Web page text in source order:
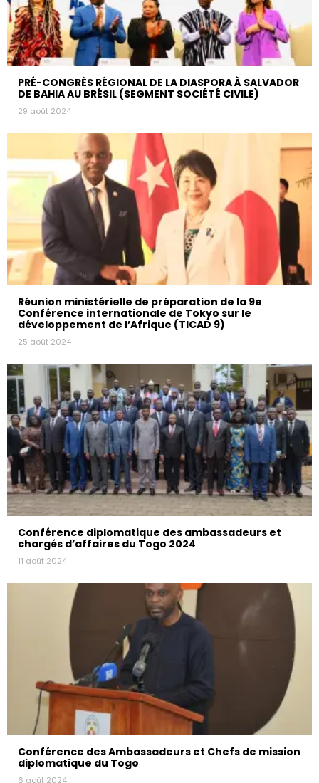
PRÉ-CONGRÈS RÉGIONAL DE LA DIASPORA À SALVADOR
DE BAHIA AU BRÉSIL (SEGMENT SOCIÉTÉ CIVILE)
29 août 2024
Réunion ministérielle de préparation de la 9e
Conférence internationale de Tokyo sur le
développement de l’Afrique (TICAD 9)
25 août 2024
Conférence diplomatique des ambassadeurs et
chargés d’affaires du Togo 2024
11 août 2024
Conférence des Ambassadeurs et Chefs de mission
diplomatique du Togo
6 août 2024